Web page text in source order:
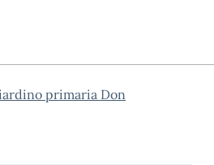
primaria Don